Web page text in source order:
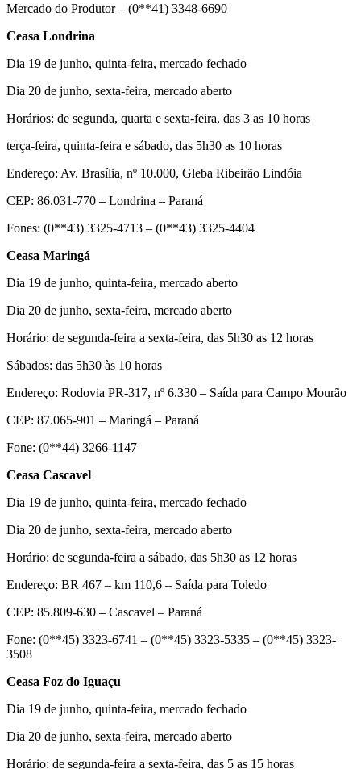
Mercado do Produtor – (0**41) 3348-6690
Ceasa Londrina
Dia 19 de junho, quinta-feira, mercado fechado
Dia 20 de junho, sexta-feira, mercado aberto
Horários: de segunda, quarta e sexta-feira, das 3 as 10 horas
terça-feira, quinta-feira e sábado, das 5h30 as 10 horas
Endereço: Av. Brasília, nº 10.000, Gleba Ribeirão Lindóia
CEP: 86.031-770 – Londrina – Paraná
Fones: (0**43) 3325-4713 – (0**43) 3325-4404
Ceasa Maringá
Dia 19 de junho, quinta-feira, mercado aberto
Dia 20 de junho, sexta-feira, mercado aberto
Horário: de segunda-feira a sexta-feira, das 5h30 as 12 horas
Sábados: das 5h30 às 10 horas
Endereço: Rodovia PR-317, nº 6.330 – Saída para Campo Mourão
CEP: 87.065-901 – Maringá – Paraná
Fone: (0**44) 3266-1147
Ceasa Cascavel
Dia 19 de junho, quinta-feira, mercado fechado
Dia 20 de junho, sexta-feira, mercado aberto
Horário: de segunda-feira a sábado, das 5h30 as 12 horas
Endereço: BR 467 – km 110,6 – Saída para Toledo
CEP: 85.809-630 – Cascavel – Paraná
Fone: (0**45) 3323-6741 – (0**45) 3323-5335 – (0**45) 3323-
3508
Ceasa Foz do Iguaçu
Dia 19 de junho, quinta-feira, mercado fechado
Dia 20 de junho, sexta-feira, mercado aberto
Horário: de segunda-feira a sexta-feira, das 5 as 15 horas